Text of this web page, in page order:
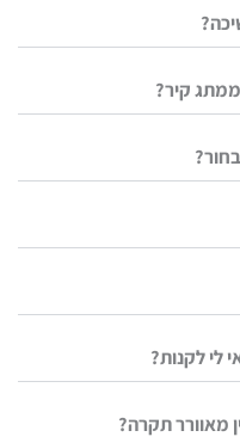
קיר?
לי לקנות?
מאוורר תקרה?